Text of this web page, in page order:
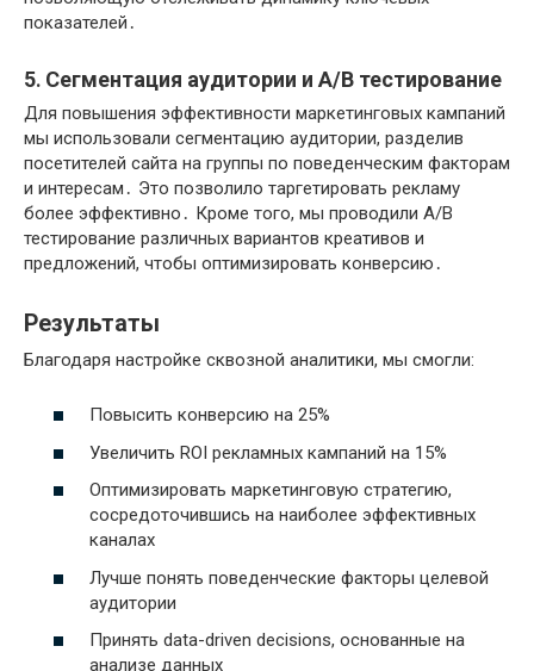
показателей․
5․ Сегментация аудитории и A/B тестирование
Для повышения эффективности маркетинговых кампаний
мы использовали сегментацию аудитории, разделив
посетителей сайта на группы по поведенческим факторам
и интересам․ Это позволило таргетировать рекламу
более эффективно․ Кроме того, мы проводили A/B
тестирование различных вариантов креативов и
предложений, чтобы оптимизировать конверсию․
Результаты
Благодаря настройке сквозной аналитики, мы смогли:
Повысить конверсию на 25%
Увеличить ROI рекламных кампаний на 15%
Оптимизировать маркетинговую стратегию,
сосредоточившись на наиболее эффективных
каналах
Лучше понять поведенческие факторы целевой
аудитории
Принять data-driven decisions, основанные на
анализе данных